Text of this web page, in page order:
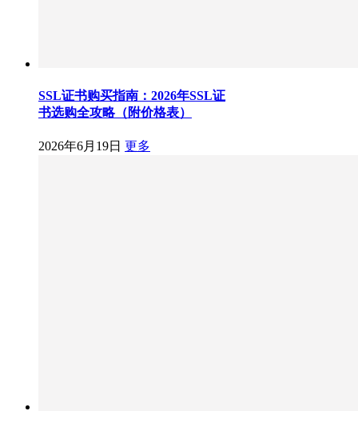
SSL证书购买指南：2026年SSL证
书选购全攻略（附价格表）
2026年6月19日 更多